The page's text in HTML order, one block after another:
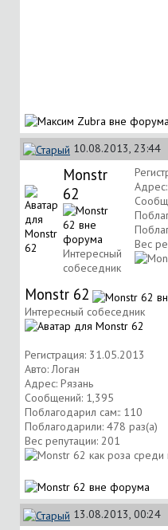
10.08.2013, 23:44
Monstr
62
Интересный
собеседник
Вес
Monstr 62
Интересный собеседник
Регистрация: 31.05.2013
Авто: Логан
Адрес: Рязань
Сообщений: 1,395
Поблагодарил сам:: 110
Поблагодарили: 478 раз(а)
Вес репутации: 201
13.08.2013, 00:24